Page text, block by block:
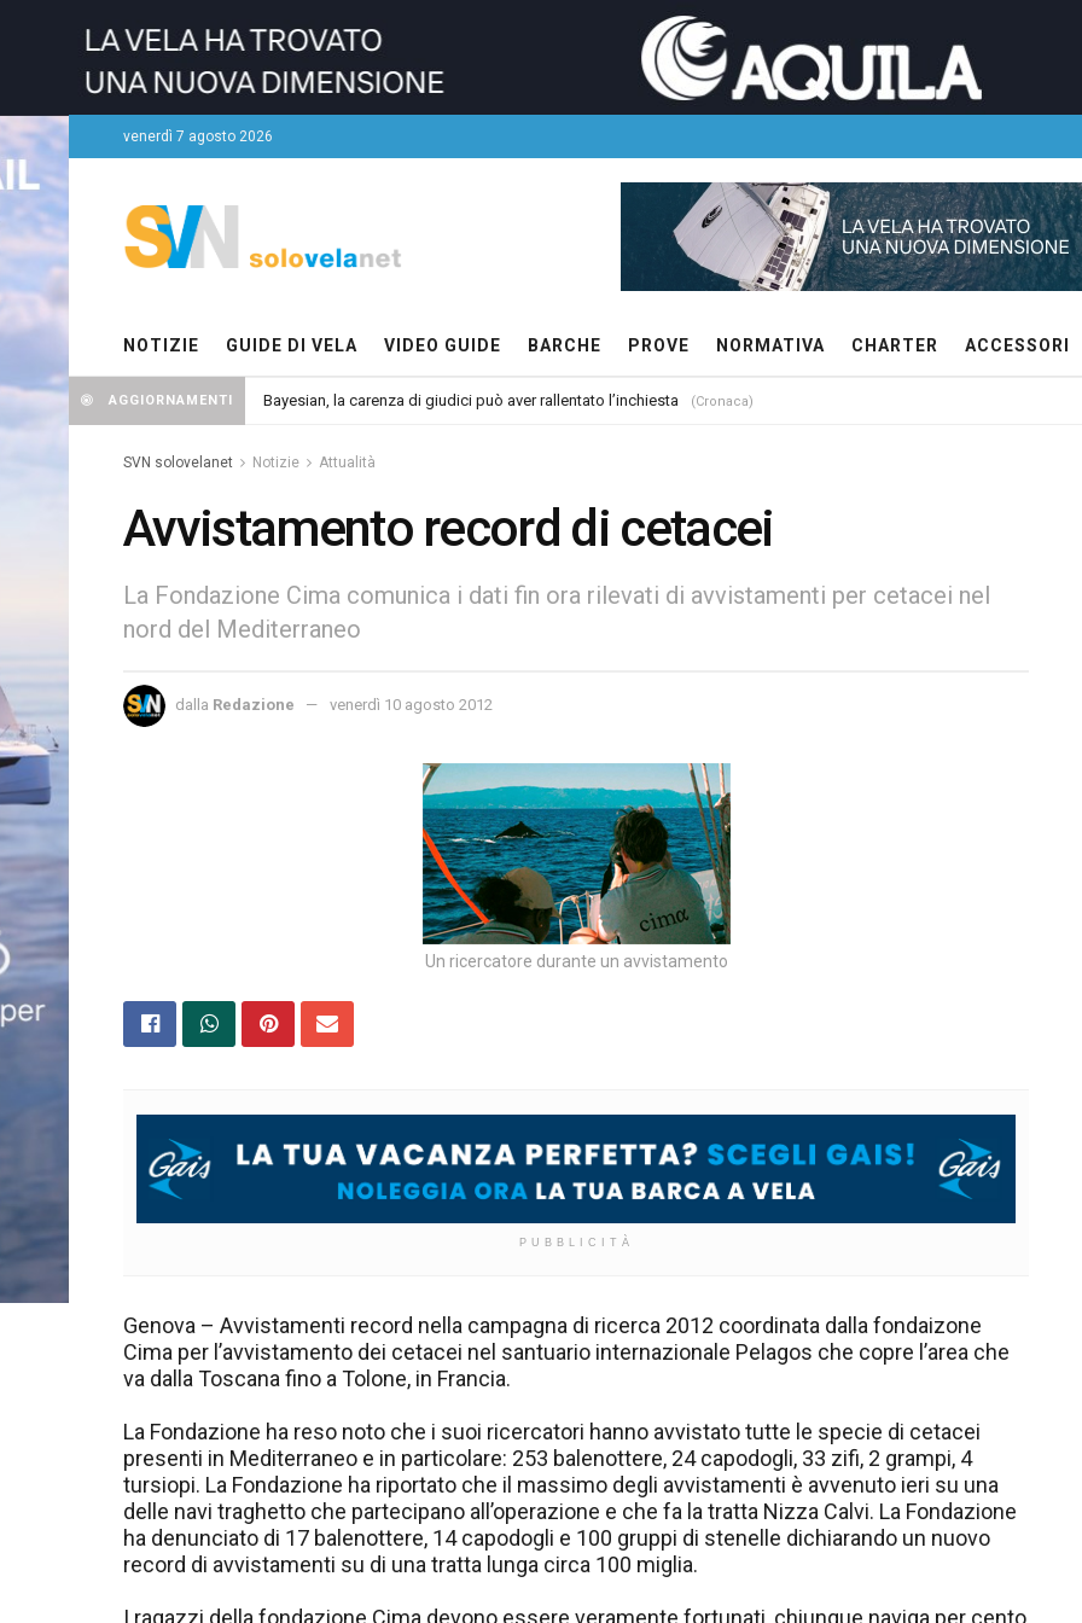
venerdì 7 agosto 2026
NOTIZIE GUIDE DI VELA VIDEO GUIDE BARCHE PROVE NORMATIVA CHARTER ACCESSORI
AGGIORNAMENTI Bayesian, la carenza di giudici può aver rallentato l’inchiesta (Cronaca)
SVN solovelanet Notizie Attualità
Avvistamento record di cetacei
La Fondazione Cima comunica i dati fin ora rilevati di avvistamenti per cetacei nel
nord del Mediterraneo
dalla Redazione venerdì 10 agosto 2012
Un ricercatore durante un avvistamento
PUBBLICITÀ
Genova – Avvistamenti record nella campagna di ricerca 2012 coordinata dalla fondaizone
Cima per l’avvistamento dei cetacei nel santuario internazionale Pelagos che copre l’area che
va dalla Toscana fino a Tolone, in Francia.
La Fondazione ha reso noto che i suoi ricercatori hanno avvistato tutte le specie di cetacei
presenti in Mediterraneo e in particolare: 253 balenottere, 24 capodogli, 33 zifi, 2 grampi, 4
tursiopi. La Fondazione ha riportato che il massimo degli avvistamenti è avvenuto ieri su una
delle navi traghetto che partecipano all’operazione e che fa la tratta Nizza Calvi. La Fondazione
ha denunciato di 17 balenottere, 14 capodogli e 100 gruppi di stenelle dichiarando un nuovo
record di avvistamenti su di una tratta lunga circa 100 miglia.
I ragazzi della fondazione Cima devono essere veramente fortunati, chiunque naviga per cento